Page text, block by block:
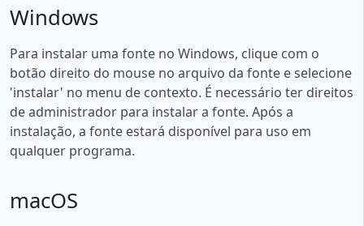
Windows
Para instalar uma fonte no Windows, clique com o
botão direito do mouse no arquivo da fonte e selecione
'instalar' no menu de contexto. É necessário ter direitos
de administrador para instalar a fonte. Após a
instalação, a fonte estará disponível para uso em
qualquer programa.
macOS